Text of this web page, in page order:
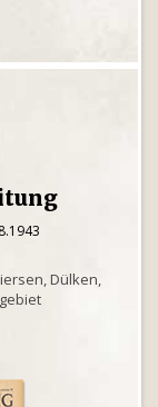
Dülken,